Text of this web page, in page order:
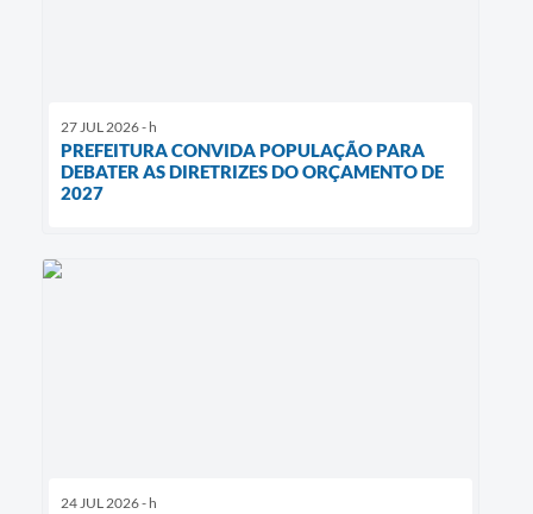
27 JUL 2026 - h
PREFEITURA CONVIDA POPULAÇÃO PARA
DEBATER AS DIRETRIZES DO ORÇAMENTO DE
2027
24 JUL 2026 - h